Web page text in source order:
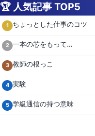
🏆 人気記事 TOP5
1 ちょっとした仕事のコツ
2 一本の芯をもって…
3 教師の根っこ
4 実験
5 学級通信の持つ意味